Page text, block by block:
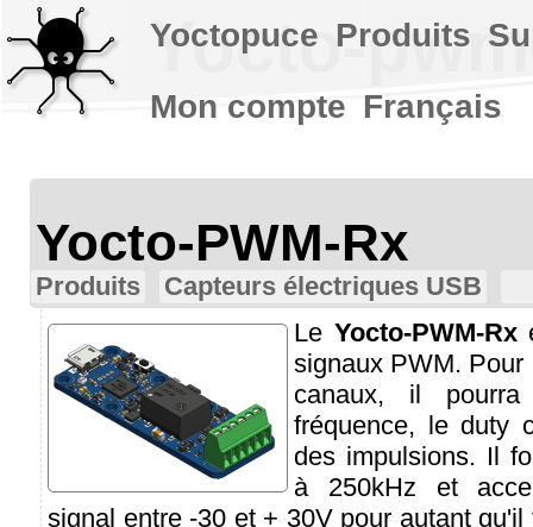
Yocto-
Yocto-PWM-Rx
Produits
Capteurs électriques USB
Le Yocto-PWM-Rx
signaux PWM.
canaux, il
fréquence, le duty
des impulsions. Il
à 250kHz et
signal entre -30 et + 30V pour autant
Yoctopuce Produits
Mon compte Français